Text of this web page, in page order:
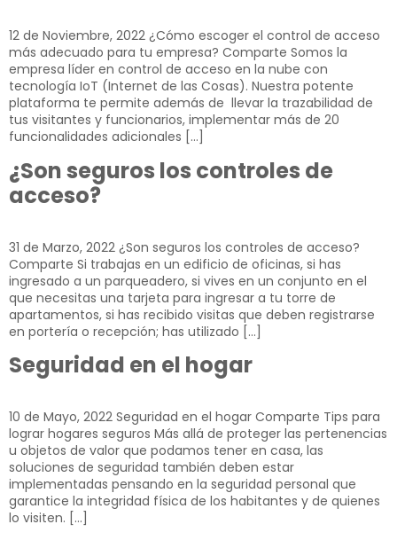
12 de Noviembre, 2022 ¿Cómo escoger el control de acceso
más adecuado para tu empresa? Comparte Somos la
empresa líder en control de acceso en la nube con
tecnología IoT (Internet de las Cosas). Nuestra potente
plataforma te permite además de llevar la trazabilidad de
tus visitantes y funcionarios, implementar más de 20
funcionalidades adicionales […]
¿Son seguros los controles de
acceso?
31 de Marzo, 2022​ ¿Son seguros los controles de acceso?
Comparte Si trabajas en un edificio de oficinas, si has
ingresado a un parqueadero, si vives en un conjunto en el
que necesitas una tarjeta para ingresar a tu torre de
apartamentos, si has recibido visitas que deben registrarse
en portería o recepción; has utilizado […]
Seguridad en el hogar
10 de Mayo, 2022​ Seguridad en el hogar Comparte Tips para
lograr hogares seguros​ Más allá de proteger las pertenencias
u objetos de valor que podamos tener en casa, las
soluciones de seguridad también deben estar
implementadas pensando en la seguridad personal que
garantice la integridad física de los habitantes y de quienes
lo visiten. […]